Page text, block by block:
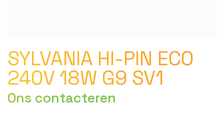
SYLVANIA HI-PIN ECO
240V 18W G9 SV1
Ons contacteren